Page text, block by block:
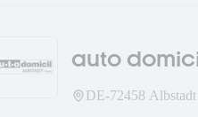
auto
DE-72458 Albstadt